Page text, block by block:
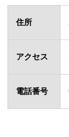
住所
アクセス
電話番号